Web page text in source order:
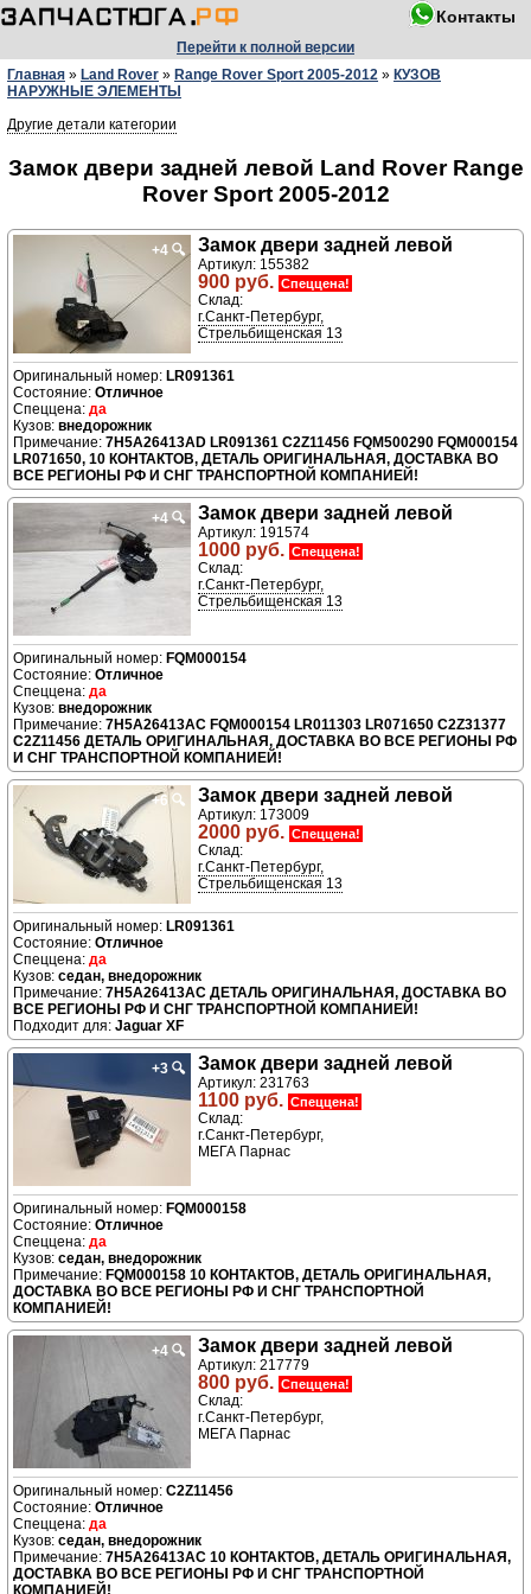
Контакты
Перейти к полной версии
Главная » Land Rover » Range Rover Sport 2005-2012 » КУЗОВ
НАРУЖНЫЕ ЭЛЕМЕНТЫ
Другие детали категории
Замок двери задней левой Land Rover Range
Rover Sport 2005-2012
+4 🔍 Замок двери задней левой
Артикул: 155382
900 руб. Спеццена!
Склад:
г.Санкт-Петербург,
Стрельбищенская 13
LR091361
Отличное
да
внедорожник
7H5A26413AD LR091361 C2Z11456 FQM500290 FQM000154
LR071650, 10 КОНТАКТОВ, ДЕТАЛЬ ОРИГИНАЛЬНАЯ, ДОСТАВКА ВО
ВСЕ РЕГИОНЫ РФ И СНГ ТРАНСПОРТНОЙ КОМПАНИЕЙ!
+4🔍 Замок двери задней левой
Артикул: 191574
1000 руб. Спеццена!
Склад:
г.Санкт-Петербург,
Стрельбищенская 13
FQM000154
Отличное
да
внедорожник
7H5A26413AC FQM000154 LR011303 LR071650 C2Z31377
C2Z11456 ДЕТАЛЬ ОРИГИНАЛЬНАЯ, ДОСТАВКА ВО ВСЕ РЕГИОНЫ РФ
И СНГ ТРАНСПОРТНОЙ КОМПАНИЕЙ!
+6 🔍 Замок двери задней левой
Артикул: 173009
2000 руб. Спеццена!
Склад:
г.Санкт-Петербург,
Стрельбищенская 13
LR091361
Отличное
да
седан, внедорожник
7H5A26413AC ДЕТАЛЬ ОРИГИНАЛЬНАЯ, ДОСТАВКА ВО
ВСЕ РЕГИОНЫ РФ И СНГ ТРАНСПОРТНОЙ КОМПАНИЕЙ!
Подходит для: Jaguar XF
+3 🔍 Замок двери задней левой
Артикул: 231763
1100 руб. Спеццена!
Склад:
г.Санкт-Петербург,
МЕГА Парнас
FQM000158
Отличное
да
седан, внедорожник
FQM000158 10 КОНТАКТОВ, ДЕТАЛЬ ОРИГИНАЛЬНАЯ,
ДОСТАВКА ВО ВСЕ РЕГИОНЫ РФ И СНГ ТРАНСПОРТНОЙ
КОМПАНИЕЙ!
+4 🔍 Замок двери задней левой
Артикул: 217779
800 руб. Спеццена!
Склад:
г.Санкт-Петербург,
МЕГА Парнас
C2Z11456
Отличное
да
седан, внедорожник
7H5A26413AC 10 КОНТАКТОВ, ДЕТАЛЬ ОРИГИНАЛЬНАЯ,
ДОСТАВКА ВО ВСЕ РЕГИОНЫ РФ И СНГ ТРАНСПОРТНОЙ